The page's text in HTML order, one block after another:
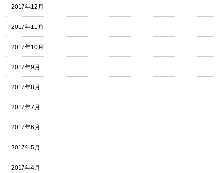
2017年12月
2017年11月
2017年10月
2017年9月
2017年8月
2017年7月
2017年6月
2017年5月
2017年4月